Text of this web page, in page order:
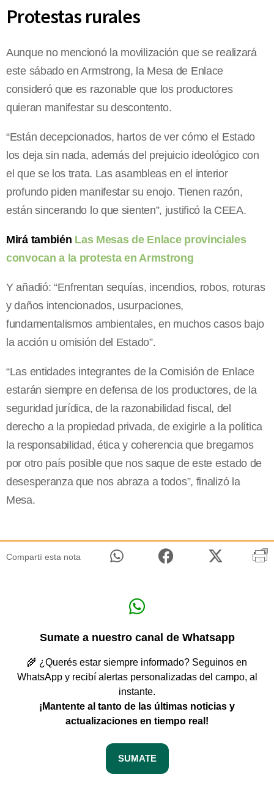
Protestas rurales
Aunque no mencionó la movilización que se realizará
este sábado en Armstrong, la Mesa de Enlace
consideró que es razonable que los productores
quieran manifestar su descontento.
“Están decepcionados, hartos de ver cómo el Estado
los deja sin nada, además del prejuicio ideológico con
el que se los trata. Las asambleas en el interior
profundo piden manifestar su enojo. Tienen razón,
están sincerando lo que sienten”, justificó la CEEA.
Mirá también Las Mesas de Enlace provinciales
convocan a la protesta en Armstrong
Y añadió: “Enfrentan sequías, incendios, robos, roturas
y daños intencionados, usurpaciones,
fundamentalismos ambientales, en muchos casos bajo
la acción u omisión del Estado”.
“Las entidades integrantes de la Comisión de Enlace
estarán siempre en defensa de los productores, de la
seguridad jurídica, de la razonabilidad fiscal, del
derecho a la propiedad privada, de exigirle a la política
la responsabilidad, ética y coherencia que bregamos
por otro país posible que nos saque de este estado de
desesperanza que nos abraza a todos”, finalizó la
Mesa.
Compartí esta nota
Sumate a nuestro canal de Whatsapp
🌾 ¿Querés estar siempre informado? Seguinos en
WhatsApp y recibí alertas personalizadas del campo, al
instante.
¡Mantente al tanto de las últimas noticias y
actualizaciones en tiempo real!
SUMATE